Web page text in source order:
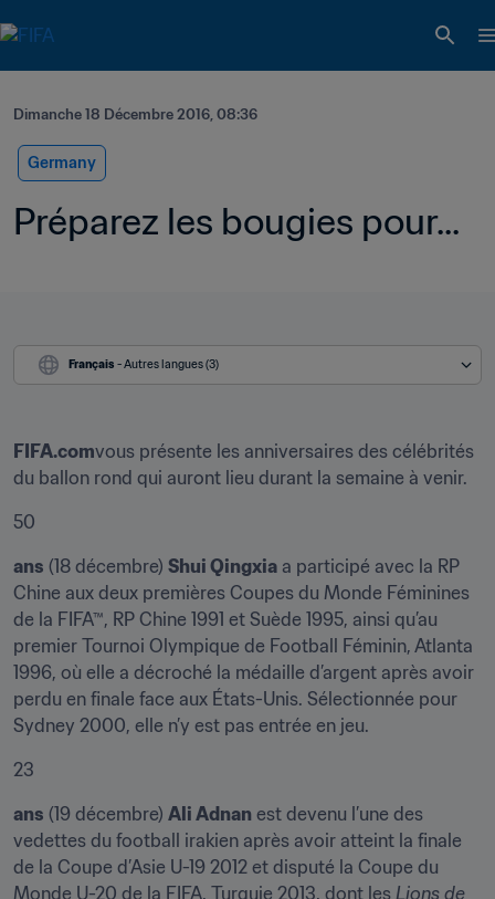
Dimanche 18 Décembre 2016, 08:36
Germany
Préparez les bougies pour...
Français - Autres langues (3)
FIFA.comvous présente les anniversaires des célébrités
du ballon rond qui auront lieu durant la semaine à venir.
50
ans (18 décembre) Shui Qingxia a participé avec la RP
Chine aux deux premières Coupes du Monde Féminines
de la FIFA™, RP Chine 1991 et Suède 1995, ainsi qu’au
premier Tournoi Olympique de Football Féminin, Atlanta
1996, où elle a décroché la médaille d’argent après avoir
perdu en finale face aux États-Unis. Sélectionnée pour
Sydney 2000, elle n’y est pas entrée en jeu.
23
ans (19 décembre) Ali Adnan est devenu l’une des
vedettes du football irakien après avoir atteint la finale
de la Coupe d’Asie U-19 2012 et disputé la Coupe du
Monde U-20 de la FIFA, Turquie 2013, dont les Lions de